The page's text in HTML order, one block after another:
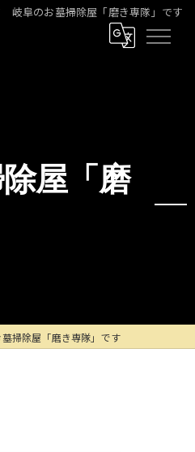
阜のお墓掃除屋「磨き専隊」です
屋「磨
掃除屋「磨き専隊」です